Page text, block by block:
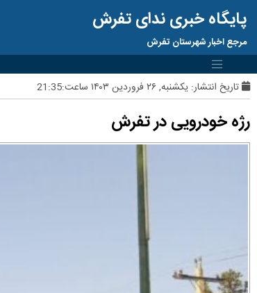
پایگاه خبری ندای تفرش
مرجع اخبار شهرستان تفرش
تاریخ انتشار: یکشنبه, ۲۶ فروردین ۱۴۰۳ ساعت:21:35
رژه خودرویی در تفرش